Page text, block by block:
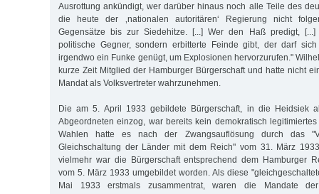
Ausrottung ankündigt, wer darüber hinaus noch alle Teile des
die heute der ‚nationalen autoritären‘ Regierung nicht
Gegensätze bis zur Siedehitze. [...] Wer den Haß predigt,
politische Gegner, sondern erbitterte Feinde gibt, der darf
irgendwo ein Funke genügt, um Explosionen hervorzurufen."
kurze Zeit Mitglied der Hamburger Bürgerschaft und hatte nicht
Mandat als Volksvertreter wahrzunehmen.
Die am 5. April 1933 gebildete Bürgerschaft, in die Heidsiek
Abgeordneten einzog, war bereits kein demokratisch
Wahlen hatte es nach der Zwangsauflösung durch das
Gleichschaltung der Länder mit dem Reich" vom 31. März
vielmehr war die Bürgerschaft entsprechend dem Hamburger
vom 5. März 1933 umgebildet worden. Als diese
Mai 1933 erstmals zusammentrat, waren die Mandate